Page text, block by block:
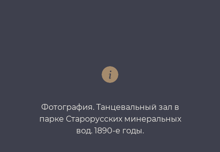
Фотография. Танцевальный зал в
парке Старорусских минеральных
вод. 1890-е годы.